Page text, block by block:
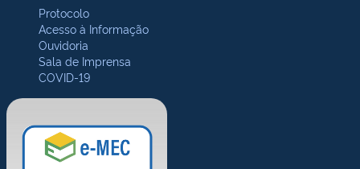
Protocolo
Acesso à Informação
Ouvidoria
Sala de Imprensa
COVID-19